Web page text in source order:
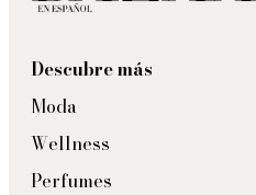
Descubre más
Moda
Wellness
Perfumes